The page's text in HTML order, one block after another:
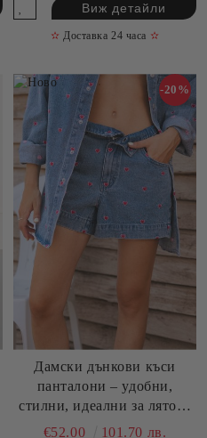
Виж детайли
✫ Доставка 24 часа ✫
Дамски дънкови къси
панталони – удобни,
стилни, идеални за лятото
MOLLY BRACKEN (SKU)
-20%
€52.00 101.70 лв.